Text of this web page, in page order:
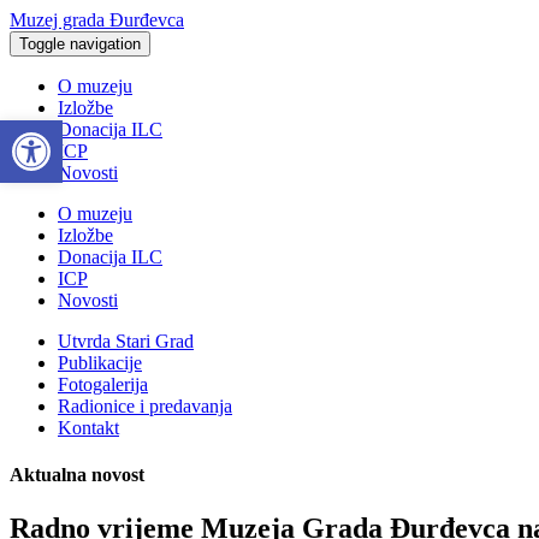
Muzej grada Đurđevca
Toggle navigation
O muzeju
Izložbe
Donacija ILC
ICP
Novosti
O muzeju
Izložbe
Donacija ILC
ICP
Novosti
Utvrda Stari Grad
Publikacije
Fotogalerija
Radionice i predavanja
Kontakt
Aktualna novost
Radno vrijeme Muzeja Grada Đurđevca
Open toolbar